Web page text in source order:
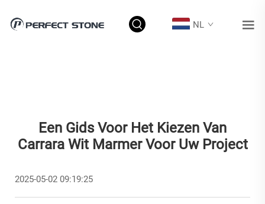
NL
Een Gids Voor Het Kiezen Van
Carrara Wit Marmer Voor Uw Project
2025-05-02 09:19:25